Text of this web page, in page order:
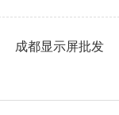
成都显示屏批发